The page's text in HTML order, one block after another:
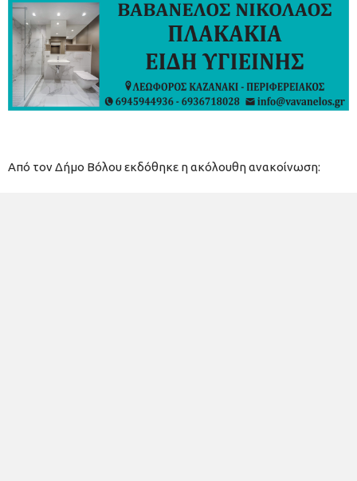
Από τον Δήμο Βόλου εκδόθηκε η ακόλουθη ανακοίνωση: